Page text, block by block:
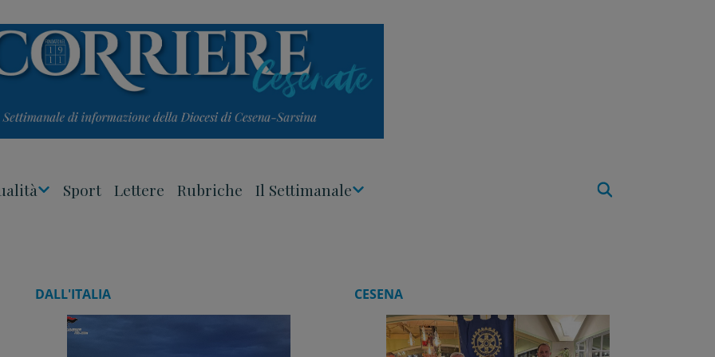
Sport Lettere Rubriche Il Settimanale
DALL'ITALIA CESENA